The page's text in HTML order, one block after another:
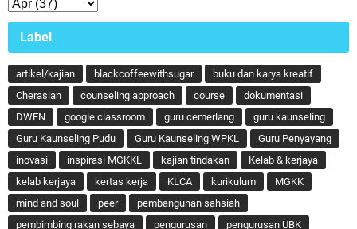
Label
artikel/kajian blackcoffeewithsugar
buku dan karya kreatif
Cherasian
counseling approach course
dokumentasi
DWEN
google classroom guru cemerlang
guru kaunseling
Guru Kaunseling Pudu
Guru Kaunseling WPKL
Guru Penyayang
inovasi
inspirasi MGKKL kajian tindakan
Kelab & kerjaya
kelab kerjaya
kertas kerja KLCA kurikulum
MGKK
mind and soul
peer
pembangunan sahsiah
pembimbing rakan sebaya
pengurusan
pengurusan UBK